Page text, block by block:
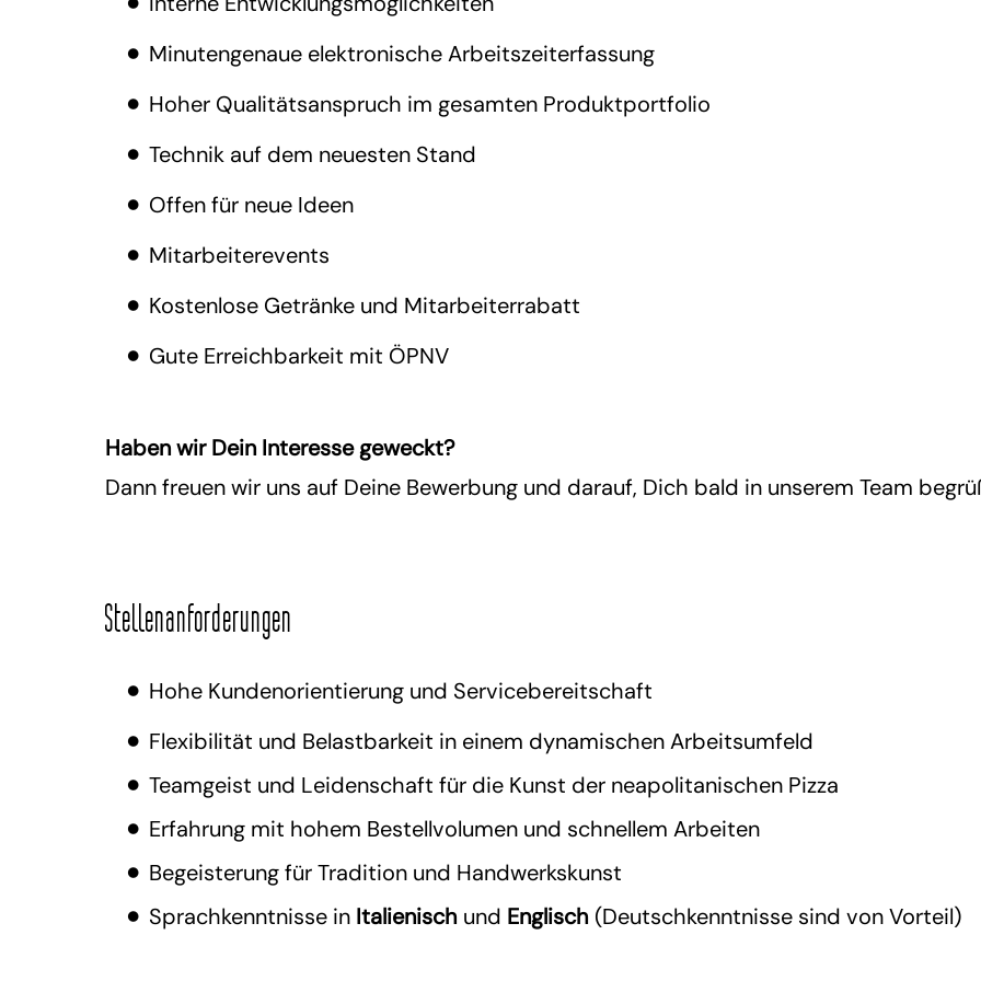
Minutengenaue elektronische Arbeitszeiterfassung
Hoher Qualitätsanspruch im gesamten Produktportfolio
Technik auf dem neuesten Stand
Offen für neue Ideen
Mitarbeiterevents
Kostenlose Getränke und Mitarbeiterrabatt
Gute Erreichbarkeit mit ÖPNV
Haben wir Dein Interesse geweckt?
Dann freuen wir uns auf Deine Bewerbung und darauf, Dich bald in unserem Team
Stellenanforderungen
Hohe Kundenorientierung und Servicebereitschaft
Flexibilität und Belastbarkeit in einem dynamischen Arbeitsumfeld
Teamgeist und Leidenschaft für die Kunst der neapolitanischen Pizza
Erfahrung mit hohem Bestellvolumen und schnellem Arbeiten
Begeisterung für Tradition und Handwerkskunst
Sprachkenntnisse in Italienisch und Englisch (Deutschkenntnisse sind von Vorteil)